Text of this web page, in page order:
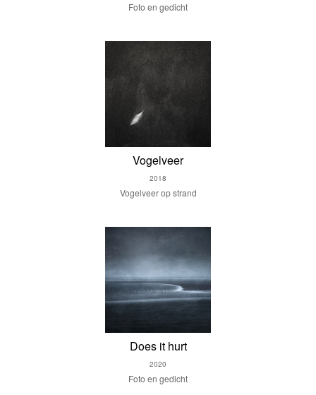
Foto en gedicht
Vogelveer
2018
Vogelveer op strand
Does it hurt
2020
Foto en gedicht